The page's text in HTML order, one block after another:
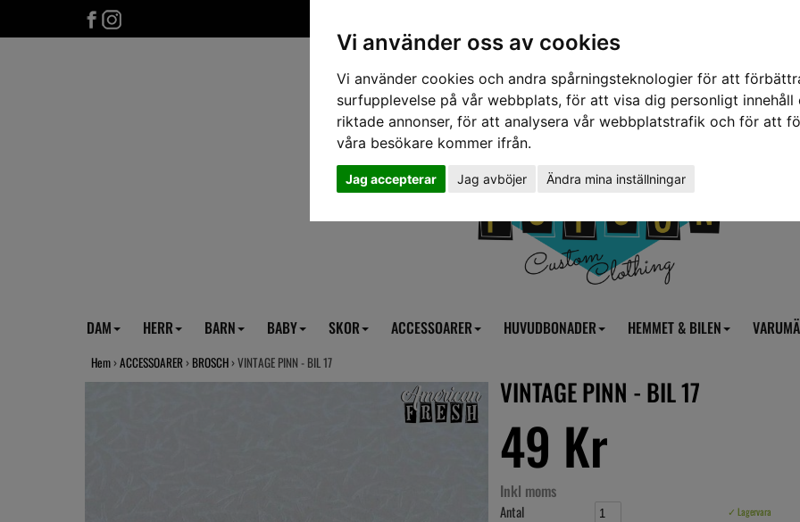
Vi använder oss av cookies
Vi använder cookies och andra spårningsteknologier för att
surfupplevelse på vår webbplats, för att visa dig personligt innehåll
riktade annonser, för att analysera vår webbplatstrafik och för att
våra besökare kommer ifrån.
Jag accepterar Jag avböjer Ändra mina inställningar
DAM HERR BARN BABY SKOR ACCESSOARER HUVUDBONADER HEMMET & BILEN
Hem ›ACCESSOARER › BROSCH › VINTAGE PINN - BIL 17
VINTAGE PINN - BIL 17
49 Kr
Inkl moms
Antal ✓ Lagervara